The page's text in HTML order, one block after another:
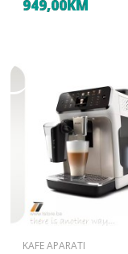
949,00KM
KAFE APARATI